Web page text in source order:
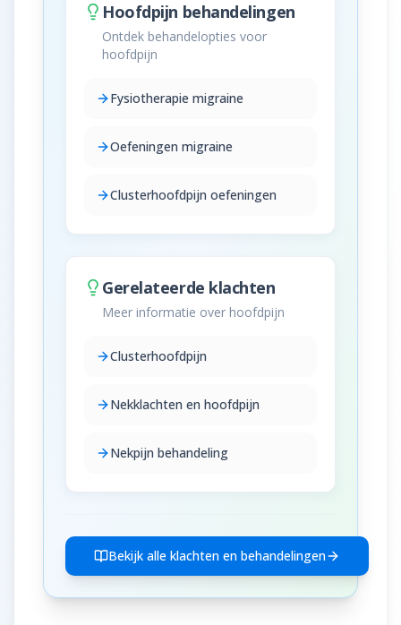
Contact opnemen
Hoofdpijn behandelingen
Ontdek behandelopties voor
hoofdpijn
Fysiotherapie migraine
Oefeningen migraine
Clusterhoofdpijn oefeningen
Gerelateerde klachten
Meer informatie over hoofdpijn
Clusterhoofdpijn
Nekklachten en hoofdpijn
Nekpijn behandeling
Bekijk alle klachten en behandelingen